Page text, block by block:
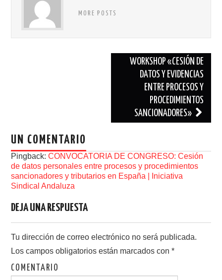
MORE POSTS
WORKSHOP «CESIÓN DE
DATOS Y EVIDENCIAS
ENTRE PROCESOS Y
PROCEDIMIENTOS
SANCIONADORES»
UN COMENTARIO
Pingback:CONVOCATORIA DE CONGRESO: Cesión
de datos personales entre procesos y procedimientos
sancionadores y tributarios en España | Iniciativa
Sindical Andaluza
DEJA UNA RESPUESTA
Tu dirección de correo electrónico no será publicada.
Los campos obligatorios están marcados con*
COMENTARIO